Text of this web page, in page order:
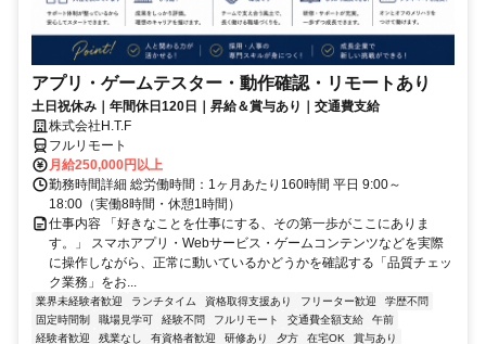
アプリ・ゲームテスター・動作確認・リモートあり
土日祝休み｜年間休日120日｜昇給＆賞与あり｜交通費支給
株式会社H.T.F
フルリモート
月給250,000円以上
勤務時間詳細 総労働時間：1ヶ月あたり160時間 平日 9:00～
18:00（実働8時間・休憩1時間）
仕事内容 「好きなことを仕事にする、その第一歩がここにありま
す。」 スマホアプリ・Webサービス・ゲームコンテンツなどを実際
に操作しながら、正常に動いているかどうかを確認する「品質チェッ
ク業務」をお...
業界未経験者歓迎 ランチタイム 資格取得支援あり フリーター歓迎
学歴不問
固定時間制
職場見学可 経験不問 フルリモート 交通費全額支給
午前
経験者歓迎
残業なし 有資格者歓迎 研修あり 夕方 在宅OK
賞与あり